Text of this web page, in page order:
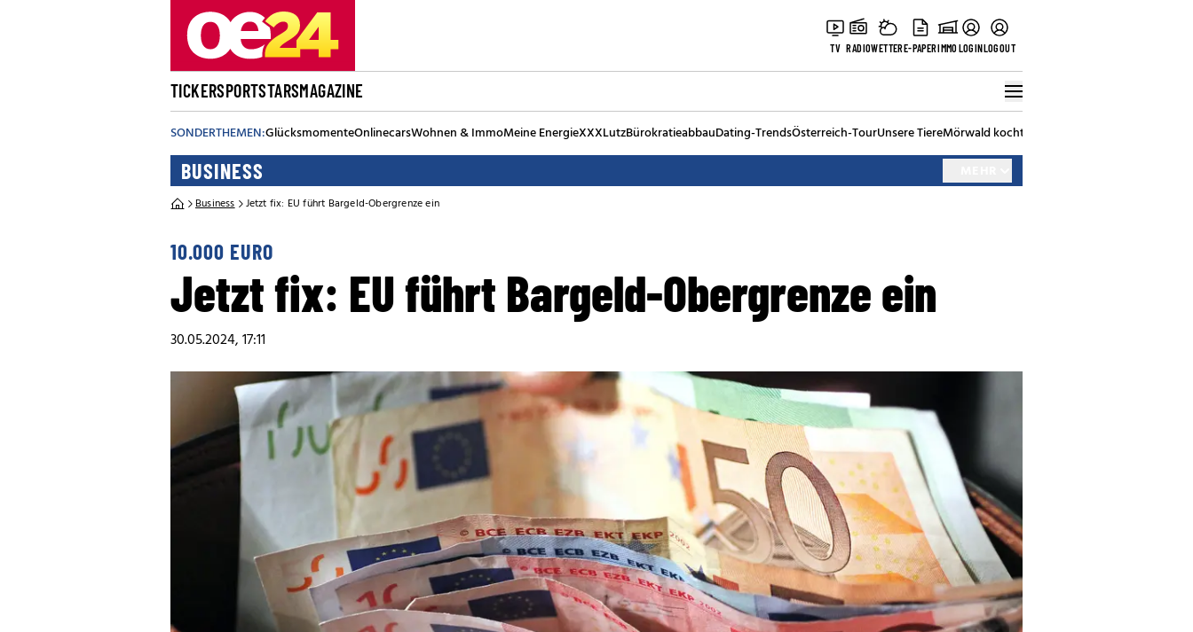
TV RADIOWETTERE-PAPERIMMOLOGINLOGOUT
TICKERSPORTSTARSMAGAZINE
SONDERTHEMEN:GlücksmomenteOnlinecarsWohnen & ImmoMeine EnergieXXXLutzBürokratieabbauDating-TrendsÖsterreich-TourUnsere TiereMörwald kocht
BUSINESS
Business Jetzt fix: EU führt Bargeld-Obergrenze ein
10.000 EURO
Jetzt fix: EU führt Bargeld-Obergrenze ein
30.05.2024, 17:11